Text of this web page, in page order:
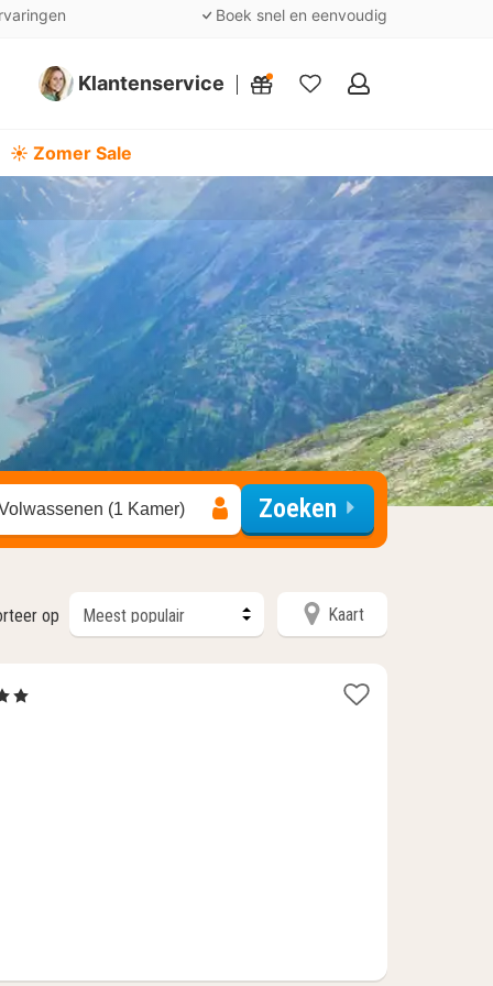
Boek snel en eenvoudig
Klantenservice
Mijn
☀️ Zomer Sale
(1 Kamer) Zoeken
op Kaart